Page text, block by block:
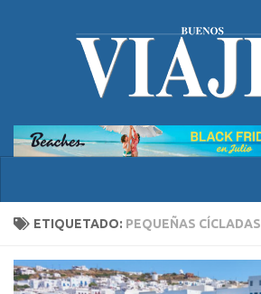
ETIQUETADO: PEQUEÑAS CÍCLADAS